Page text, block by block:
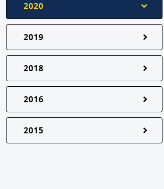
2020
2019
2018
2016
2015